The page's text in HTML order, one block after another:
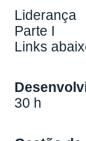
Liderança
Parte I
Links
30 h